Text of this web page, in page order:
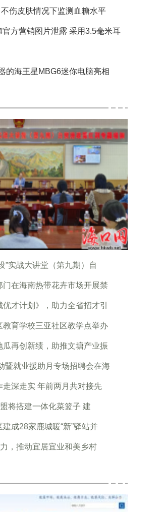
伤皮肤情况下监测血糖水平
方营销图片泄露 采用3.5毫米耳
的海王星MBG6迷你电脑亮相
”实战大讲堂（第九期）自
在海南热带花卉市场开展禁
才计划》，助力全省招才引
教育学校三亚社区教学点举办
再创新绩，助推文塘产业振
暨就业援助月专场招聘会在海
深走实 年前两月共对接先
将搭建一体化菜篮子 建
成28家鹿城暖“新”驿站并
，推动宜居宜业和美乡村